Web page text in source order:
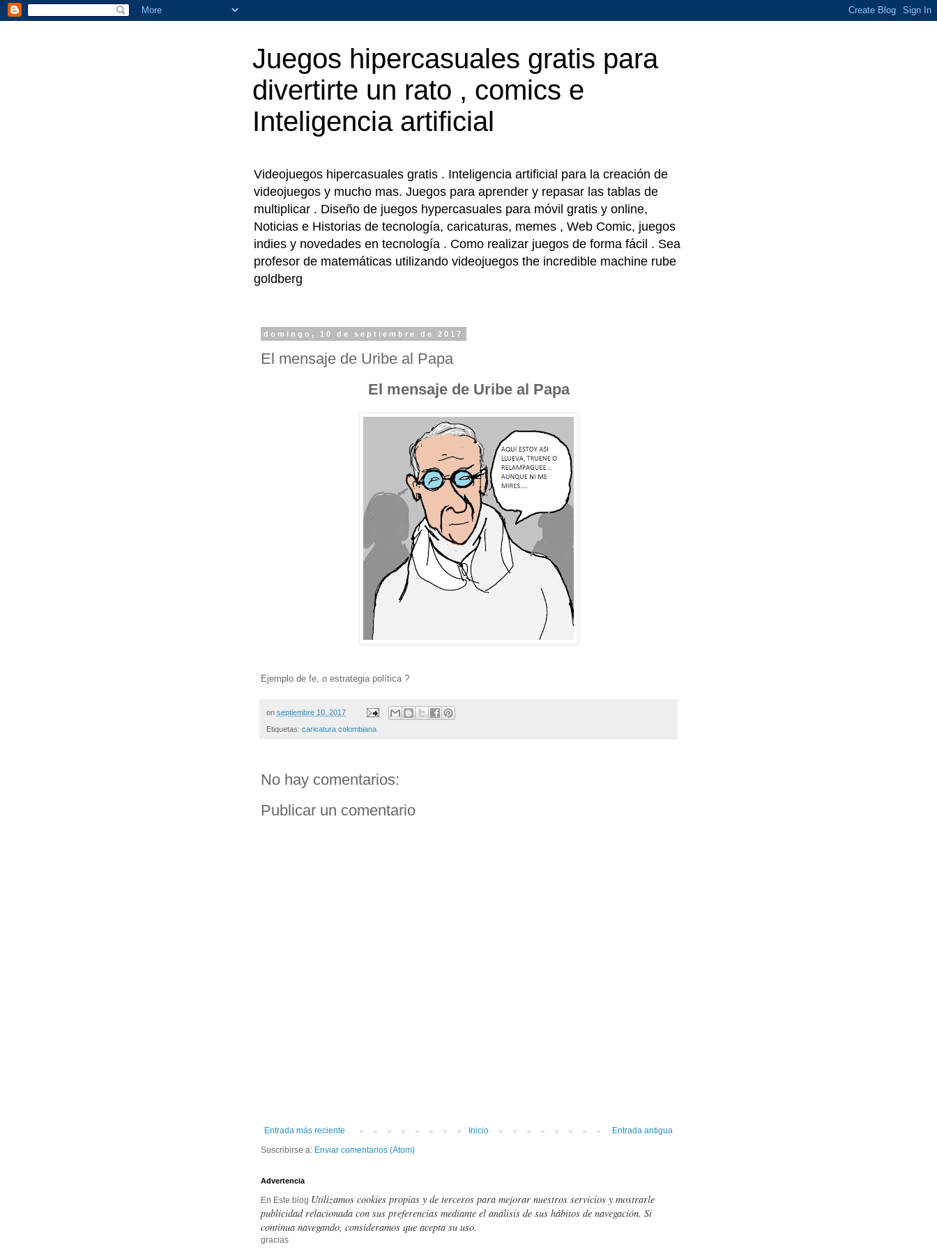
Juegos hipercasuales gratis para
divertirte un rato , comics e
Inteligencia artificial
Videojuegos hipercasuales gratis . Inteligencia artificial para la creación de
videojuegos y mucho mas. Juegos para aprender y repasar las tablas de
multiplicar . Diseño de juegos hypercasuales para móvil gratis y online,
Noticias e Historias de tecnología, caricaturas, memes , Web Comic, juegos
indies y novedades en tecnología . Como realizar juegos de forma fácil . Sea
profesor de matemáticas utilizando videojuegos the incredible machine rube
goldberg
domingo, 10 de septiembre de 2017
El mensaje de Uribe al Papa
El mensaje de Uribe al Papa
Ejemplo de fe, o estrategia política ?
on septiembre 10, 2017
Etiquetas: caricatura colombiana
No hay comentarios:
Publicar un comentario
Entrada más reciente Entrada antigua
Inicio
Suscribirse a: Enviar comentarios (Atom)
Advertencia
En Este blog Utilizamos cookies propias y de terceros para mejorar nuestros servicios y mostrarle
publicidad relacionada con sus preferencias mediante el análisis de sus hábitos de navegación. Si
continua navegando, consideramos que acepta su uso.
gracias